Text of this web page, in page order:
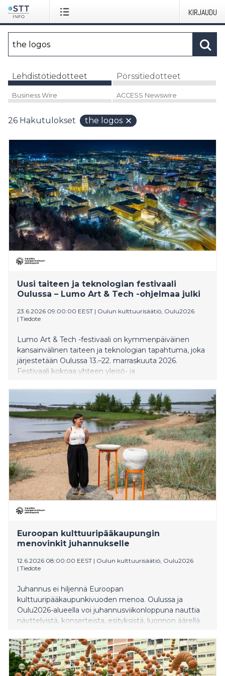
KIRJAUDU
Lehdistötiedotteet Pörssitiedotteet
Business Wire ACCESS Newswire
26 Hakutulokset the logos
Uusi taiteen ja teknologian festivaali
Oulussa – Lumo Art & Tech -ohjelmaa julki
23.6.2026 09:00:00 EEST | Oulun kulttuurisäätiö, Oulu2026
| Tiedote
Lumo Art & Tech -festivaali on kymmenpäiväinen
kansainvälinen taiteen ja teknologian tapahtuma, joka
järjestetään Oulussa 13.–22. marraskuuta 2026.
Festivaali kokoaa yhteen yleisö- ja
teknologian rajapintoja.
Euroopan kulttuuripääkaupungin
menovinkit juhannukselle
12.6.2026 08:00:00 EEST | Oulun kulttuurisäätiö, Oulu2026
| Tiedote
Juhannus ei hiljennä Euroopan
kulttuuripääkaupunkivuoden menoa. Oulussa ja
Oulu2026-alueella voi juhannusviikonloppuna nauttia
näyttelyistä, konserteista, esityksistä, luonnon äärellä
juhannusjuhlista.